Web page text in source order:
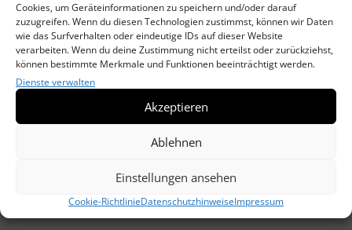
Cookies, um Geräteinformationen zu speichern und/oder darauf
zuzugreifen. Wenn du diesen Technologien zustimmst, können wir Daten
wie das Surfverhalten oder eindeutige IDs auf dieser Website
verarbeiten. Wenn du deine Zustimmung nicht erteilst oder zurückziehst,
können bestimmte Merkmale und Funktionen beeinträchtigt werden.
Dienste verwalten
Akzeptieren
Ablehnen
Einstellungen ansehen
Cookie-RichtlinieDatenschutzhinweiseImpressum
Weilimdorfer Heimatkreis unterstützt „DRAUSSENKUNST“
Oktober 2025
Neues Heimatblatt erschienen: „Die Wolfbuschsiedlung im Wandel“
30. September 2025
Veranstaltungen des Heimatkreis im Herbst/Winter 2025/26
2.
Weilimdorfer Heimatblatt Nr. 51 befasst sich mit der Wolfbusch-
Einladung zur MATINÉE am 22. Juni 2025: „G’schichta ond Sprüch’ „
5. Juni 2025